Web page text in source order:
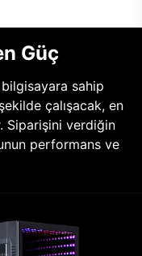
Güç
sahip
çalışacak, en
Siparişini verdiğin
performans ve